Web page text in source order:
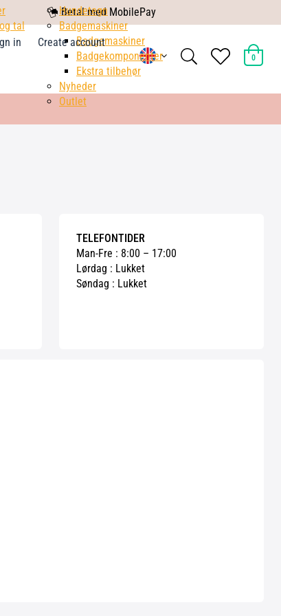
mobile
pay
Betal med MobilePay
in
Create account
search heart
light
0
tal
Hundetegn
Badgemaskiner
Badgemaskiner
Badgekomponenter
Ekstra tilbehør
Nyheder
Outlet
TELEFONTIDER
Man-Fre : 8:00 – 17:00
Lørdag : Lukket
Søndag : Lukket